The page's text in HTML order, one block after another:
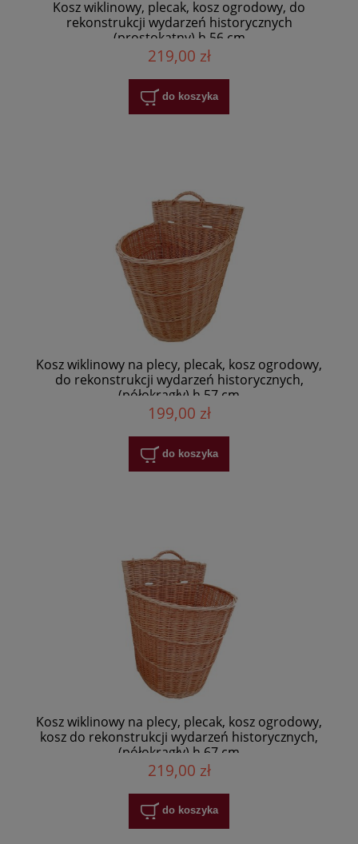
Kosz wiklinowy, plecak, kosz ogrodowy, do
rekonstrukcji wydarzeń historycznych
(prostokątny) h 56 cm
219,00 zł
do koszyka
Kosz wiklinowy na plecy, plecak, kosz ogrodowy,
do rekonstrukcji wydarzeń historycznych,
(półokrągły) h 57 cm
199,00 zł
do koszyka
Kosz wiklinowy na plecy, plecak, kosz ogrodowy,
kosz do rekonstrukcji wydarzeń historycznych,
(półokrągły) h 67 cm
219,00 zł
do koszyka